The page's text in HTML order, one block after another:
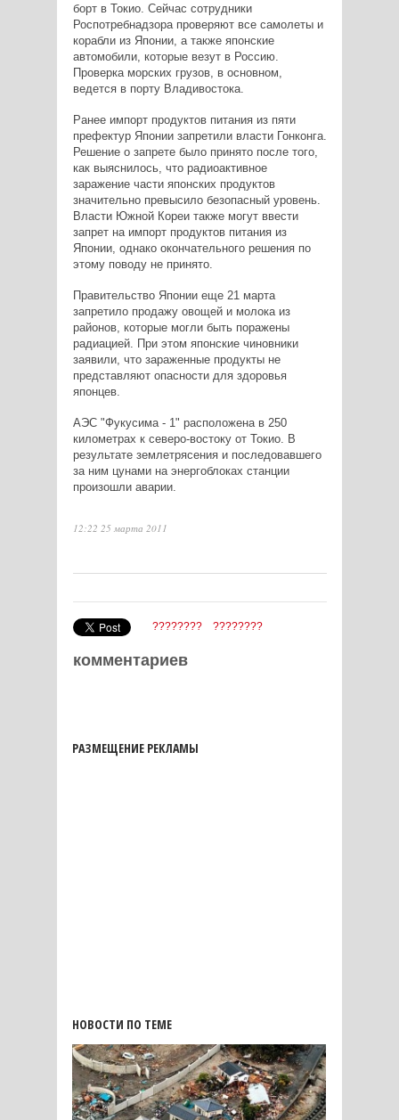
борт в Токио. Сейчас сотрудники
Роспотребнадзора проверяют все самолеты и
корабли из Японии, а также японские
автомобили, которые везут в Россию.
Проверка морских грузов, в основном,
ведется в порту Владивостока.
Ранее импорт продуктов питания из пяти
префектур Японии запретили власти Гонконга.
Решение о запрете было принято после того,
как выяснилось, что радиоактивное
заражение части японских продуктов
значительно превысило безопасный уровень.
Власти Южной Кореи также могут ввести
запрет на импорт продуктов питания из
Японии, однако окончательного решения по
этому поводу не принято.
Правительство Японии еще 21 марта
запретило продажу овощей и молока из
районов, которые могли быть поражены
радиацией. При этом японские чиновники
заявили, что зараженные продукты не
представляют опасности для здоровья
японцев.
АЭС "Фукусима - 1" расположена в 250
километрах к северо-востоку от Токио. В
результате землетрясения и последовавшего
за ним цунами на энергоблоках станции
произошли аварии.
12:22 25 марта 2011
???????? ????????
комментариев
РАЗМЕЩЕНИЕ РЕКЛАМЫ
НОВОСТИ ПО ТЕМЕ